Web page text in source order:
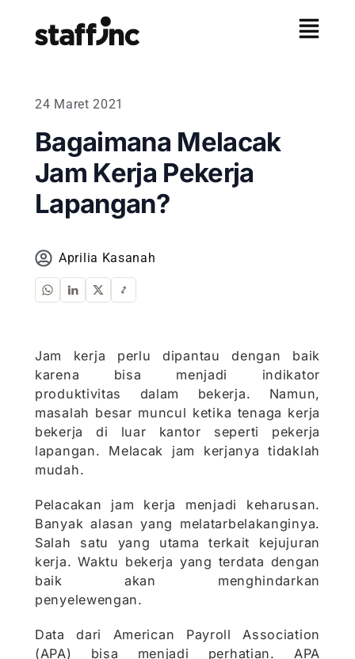
24 Maret 2021
Bagaimana Melacak
Jam Kerja Pekerja
Lapangan?
Aprilia Kasanah
Jam kerja perlu dipantau dengan baik
karena bisa menjadi indikator
produktivitas dalam bekerja. Namun,
masalah besar muncul ketika tenaga kerja
bekerja di luar kantor seperti pekerja
lapangan. Melacak jam kerjanya tidaklah
mudah.
Pelacakan jam kerja menjadi keharusan.
Banyak alasan yang melatarbelakanginya.
Salah satu yang utama terkait kejujuran
kerja. Waktu bekerja yang terdata dengan
baik akan menghindarkan
penyelewengan.
Data dari American Payroll Association
(APA) bisa menjadi perhatian. APA